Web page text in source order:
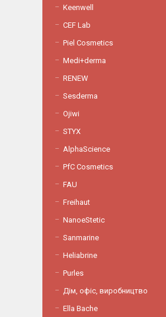
Keenwell
СEF Lab
Piel Cosmetics
Medi+derma
RENEW
Sesderma
Ojiwi
STYX
AlphaScience
PfC Cosmetics
FAU
Freihaut
NanoeStetic
Sanmarine
Heliabrine
Purles
Дім, офіс, виробництво
Ella Bache